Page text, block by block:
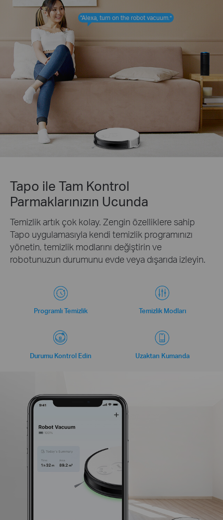
“Alexa, turn on the robot vacuum.”
Tapo ile Tam Kontrol
Parmaklarınızın Ucunda
Temizlik artık çok kolay. Zengin özelliklere sahip
Tapo uygulamasıyla kendi temizlik programınızı
yönetin, temizlik modlarını değiştirin ve
robotunuzun durumunu evde veya dışarıda izleyin.
Programlı Temizlik Temizlik Modları
Durumu Kontrol Edin Uzaktan Kumanda